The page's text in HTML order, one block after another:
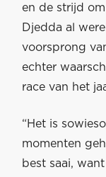
en de strijd
Djedda al
voorsprong
echter
race van het
“Het is
momenten
best saai,